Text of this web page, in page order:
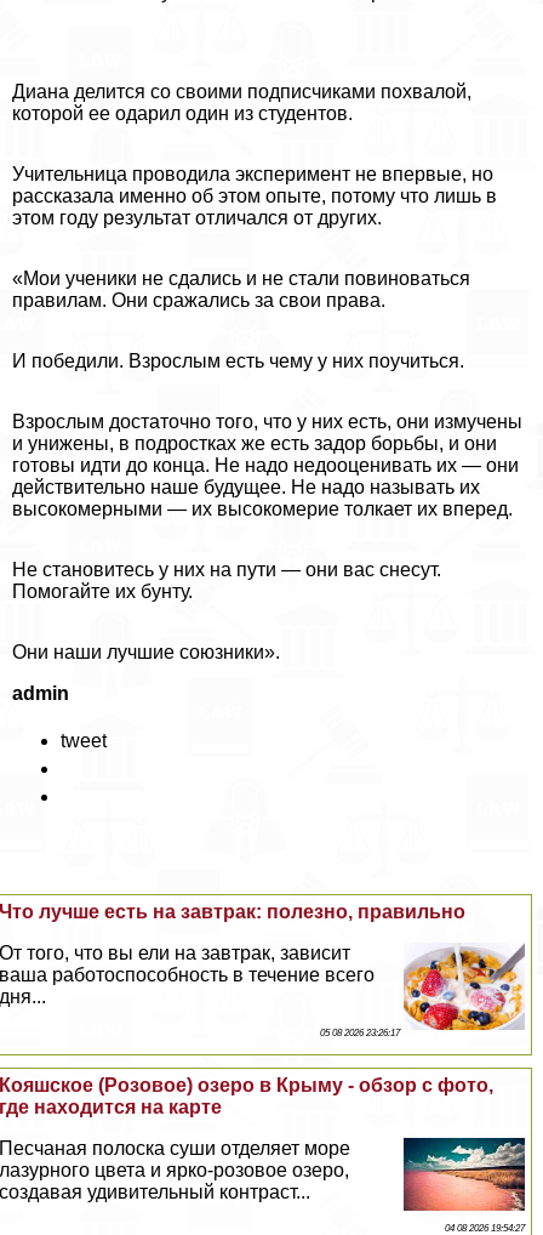
Диана делится со своими подписчиками похвалой,
которой ее одарил один из студентов.
Учительница проводила эксперимент не впервые, но
рассказала именно об этом опыте, потому что лишь в
этом году результат отличался от других.
«Мои ученики не сдались и не стали повиноваться
правилам. Они сражались за свои права.
И победили. Взрослым есть чему у них поучиться.
Взрослым достаточно того, что у них есть, они измучены
и унижены, в подростках же есть задор борьбы, и они
готовы идти до конца. Не надо недооценивать их — они
действительно наше будущее. Не надо называть их
высокомерными — их высокомерие толкает их вперед.
Не становитесь у них на пути — они вас снесут.
Помогайте их бунту.
Они наши лучшие союзники».
admin
tweet
Что лучше есть на завтpaк: полезно, правильно
От того, что вы ели на завтpaк, зависит
ваша работоспособность в течение всего
дня...
05 08 2026 23:26:17
Кояшское (Розовое) озеро в Крыму - обзор с фото,
где находится на карте
Песчаная полоска суши отделяет море
лазурного цвета и ярко-розовое озеро,
создавая удивительный контраст...
04 08 2026 19:54:27